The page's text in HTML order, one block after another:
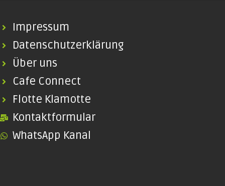
Impressum
Datenschutzerklärung
Über uns
Cafe Connect
Flotte Klamotte
Kontaktformular
WhatsApp Kanal